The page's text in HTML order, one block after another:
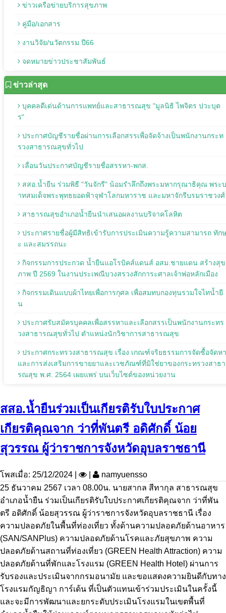
ข่าวเครือข่ายบริการสุขภาพ
คู่มือ/เอกสาร
งานวิจัย/นวัตกรรม ปี66
จดหมายข่าวประชาสัมพันธ์
ข่าวล่าสุด
บุคคลดีเด่นด้านการแพทย์และสาธารณสุข "มูลนิธิ ไพจิตร ปวะบุต
ร"
ประกาศบัญชีรายชื่อผ่านการเลือกสรรเพื่อจัดจ้างเป็นพนักงานกระท
รวงสาธารณสุขทั่วไป
เลื่อนวันประกาศบัญชีรายชื่อสรรหา-พกส.
สสอ.น้ำยืน ร่วมพิธี "วันจักรี" น้อมรำลึกถึงพระมหากรุณาธิคุณ พระบ
าทสมเด็จพระพุทธยอดฟ้าจุฬาโลกมหาราช และมหาจักรีบรมราชวงศ์
สาธารณสุขอำเภอน้ำยืนนำเสนอผลงานบริจาคโลหิต
ประกาศรายชื่อผู้มีสิทธิเข้ารับการประเมินความรู้ความสามารถ ทักษ
ะ และสมรรถนะ
กิจกรรมการประกวด น้ำยืนแอโรบิคส์แดนส์ อสม.ชายแดน สร้างสุข
ภาพ ปี 2569 ในงานประเพณีบวงสรวงสักการะศาลเจ้าพ่อหลักเมือง
กิจกรรมเดินแบบผ้าไทยเพื่อการกุศล เพื่อสมทบกองทุนรวมใจไทน้ำยื
น
ประกาศรับสมัครบุคคลเพื่อสรรหาและเลือกสรรเป็นพนักงานกระทร
วงสาธารณสุขทั่วไป ตำแหน่งนักวิชาการสาธารณสุข
ประกาศกระทรวงสาธารณสุข เรื่อง เกณฑ์จริยธรรมการจัดซื้อจัดหา
และการส่งเสริมการขายยาและเวชภัณฑ์ที่มิใช่ยาของกระทรวงสาธา
รณสุข พ.ศ. 2564 เผยแพร่ บนเว็บไซต์ของหน่วยงาน
สสอ.น้ำยืนร่วมเป็นเกียรติรับใบประกาศ
เกียรติคุณจาก ว่าที่พันตรี อดิศักดิ์ น้อย
สุวรรณ ผู้ว่าราชการจังหวัดอุบลราชธานี
โพสเมื่อ: 25/12/2024 |
namyuensso
25 ธันวาคม 2567 เวลา 08.00น. นายสากล สีทากุล สาธารณสุข
อำเภอน้ำยืน ร่วมเป็นเกียรติรับใบประกาศเกียรติคุณจาก ว่าที่พัน
ตรี อดิศักดิ์ น้อยสุวรรณ ผู้ว่าราชการจังหวัดอุบลราชธานี เรื่อง
ความปลอดภัยในพื้นที่ท่องเที่ยว ทั้งด้านความปลอดภัยด้านอาหาร
(SAN/SANPlus) ความปลอดภัยด้านโรคและภัยสุขภาพ ความ
ปลอดภัยด้านสถานที่ท่องเที่ยว (GREEN Health Attraction) ความ
ปลอดภัยด้านที่พักและโรงแรม (GREEN Health Hotel) ผ่านการ
รับรองและประเมินจากกรมอนามัย และขอแสดงความยินดีกับทาง
โรงแรมกัญธิญา การ์เด้น ที่เป็นตัวแทนเข้าร่วมประเมินในครั้งนี้
และจะมีการพัฒนาและยกระดับประเมินโรงแรมในเขตพื้นที่